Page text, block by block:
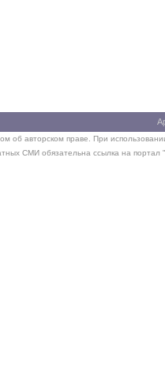
об авторском праве. При
СМИ обязательна ссылка на